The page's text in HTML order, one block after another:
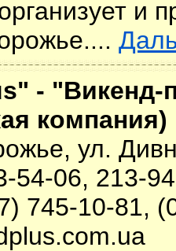
и
-
компания)
ул.
54-06, 213-
745-10-81,